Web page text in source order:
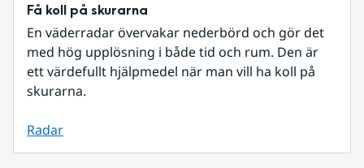
Få koll på skurarna
En väderradar övervakar nederbörd och gör det
med hög upplösning i både tid och rum. Den är
ett värdefullt hjälpmedel när man vill ha koll på
skurarna.
Radar